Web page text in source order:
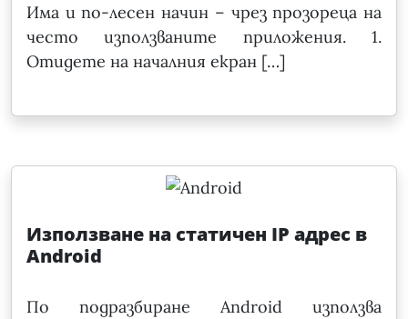
Има и по-лесен начин – чрез прозореца на
често използваните приложения. 1.
Отидете на началния екран […]
Използване на статичен IP адрес в
Android
По подразбиране Android използва